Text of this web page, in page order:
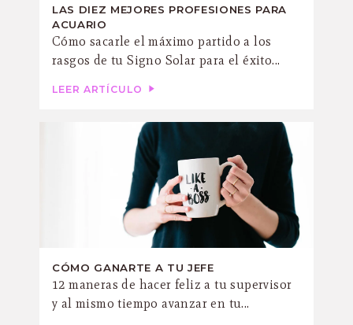
LAS DIEZ MEJORES PROFESIONES PARA
ACUARIO
Cómo sacarle el máximo partido a los
rasgos de tu Signo Solar para el éxito...
LEER ARTÍCULO
CÓMO GANARTE A TU JEFE
12 maneras de hacer feliz a tu supervisor
y al mismo tiempo avanzar en tu...